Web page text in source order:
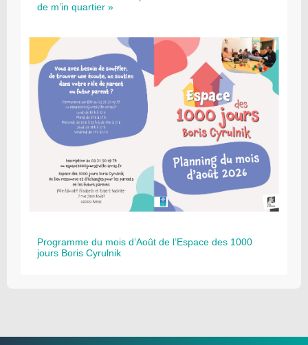
de m’in quartier »
Programme du mois d’Août de l’Espace des 1000
jours Boris Cyrulnik